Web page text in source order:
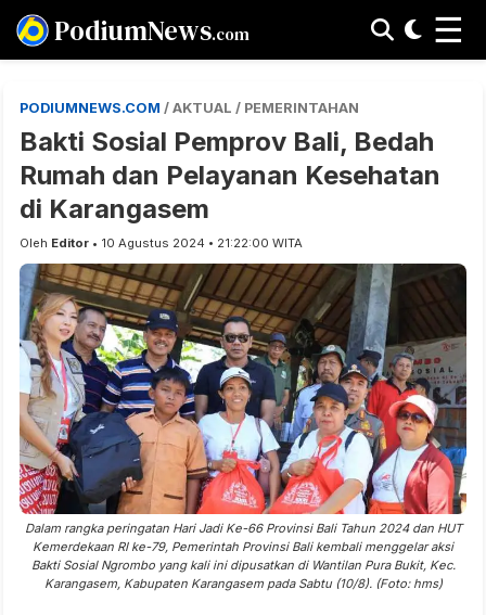
PodiumNews.com ☰
PODIUMNEWS.COM / AKTUAL / PEMERINTAHAN
Bakti Sosial Pemprov Bali, Bedah
Rumah dan Pelayanan Kesehatan
di Karangasem
Oleh Editor • 10 Agustus 2024 • 21:22:00 WITA
Dalam rangka peringatan Hari Jadi Ke-66 Provinsi Bali Tahun 2024 dan HUT
Kemerdekaan RI ke-79, Pemerintah Provinsi Bali kembali menggelar aksi
Bakti Sosial Ngrombo yang kali ini dipusatkan di Wantilan Pura Bukit, Kec.
Karangasem, Kabupaten Karangasem pada Sabtu (10/8). (Foto: hms)